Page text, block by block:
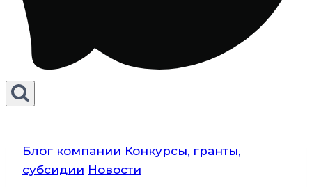
Блог компании Конкурсы, гранты,
субсидии Новости